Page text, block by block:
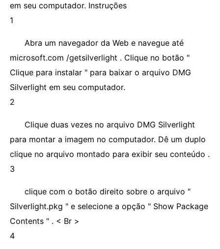
em seu computador. Instruções
1
Abra um navegador da Web e navegue até
microsoft.com /getsilverlight . Clique no botão "
Clique para instalar " para baixar o arquivo DMG
Silverlight em seu computador.
2
Clique duas vezes no arquivo DMG Silverlight
para montar a imagem no computador. Dê um duplo
clique no arquivo montado para exibir seu conteúdo .
3
clique com o botão direito sobre o arquivo "
Silverlight.pkg " e selecione a opção " Show Package
Contents " . < Br >
4